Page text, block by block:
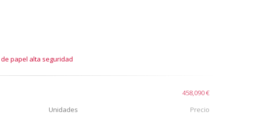
papel alta seguridad
458,090 €
Unidades
Precio